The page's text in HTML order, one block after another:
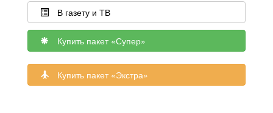
В газету и ТВ
Купить пакет «Супер»
Купить пакет «Экстра»